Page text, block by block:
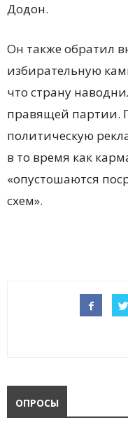
Додон.
Он также обратил
избирательную
что страну
правящей партии.
политическую
в то время как
«опустошаются
схем».
ОПРОСЫ